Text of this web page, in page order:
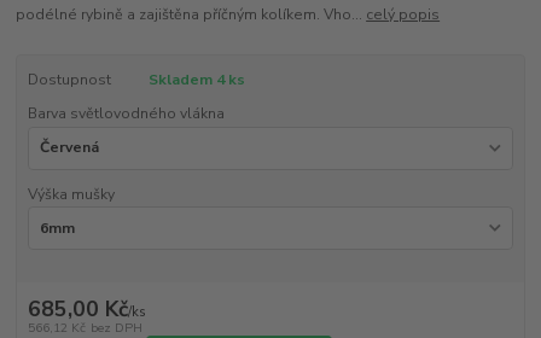
podélné rybině a zajištěna příčným kolíkem. Vho... celý popis
Dostupnost
Skladem 4 ks
Barva světlovodného vlákna
Výška mušky
685,00 Kč/ks
566,12 Kč bez DPH